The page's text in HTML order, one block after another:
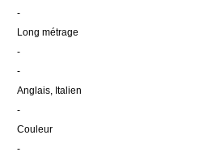
-
Long métrage
-
-
Anglais, Italien
-
Couleur
-